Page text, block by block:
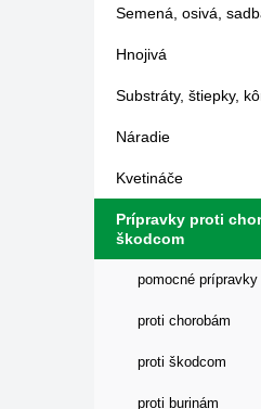
Semená, osivá,
Hnojivá
Substráty, štiepky,
Náradie
Kvetináče
Prípravky proti
škodcom
pomocné prípravky
proti chorobám
proti škodcom
proti burinám